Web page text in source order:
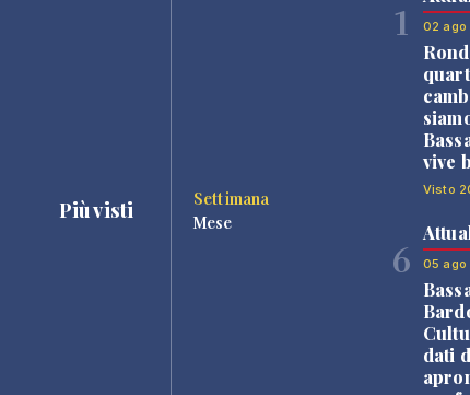
Più visti
Settimana
Mese
1 02 ago
vive
Visto
6 05 ago
dati